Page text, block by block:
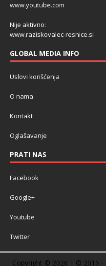
www.youtube.com
Nije aktivno:
www.raziskovalec-resnice.si
GLOBAL MEDIA INFO
Uslovi korišćenja
O nama
Kontakt
Oglašavanje
PRATI NAS
Facebook
Google+
Youtube
Twitter
Copyright © 2026 | © 2015 -